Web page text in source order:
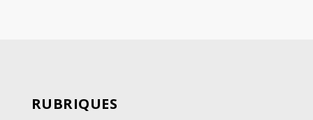
RUBRIQUES